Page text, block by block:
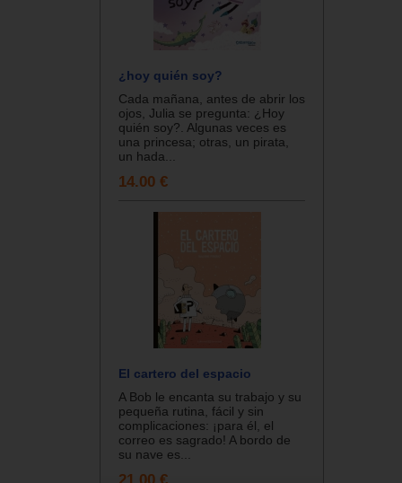
¿hoy quién soy?
Cada mañana, antes de abrir los
ojos, Julia se pregunta: ¿Hoy
quién soy?. Algunas veces es
una princesa; otras, un pirata,
un hada...
14.00 €
El cartero del espacio
A Bob le encanta su trabajo y su
pequeña rutina, fácil y sin
complicaciones: ¡para él, el
correo es sagrado! A bordo de
su nave es...
21.00 €